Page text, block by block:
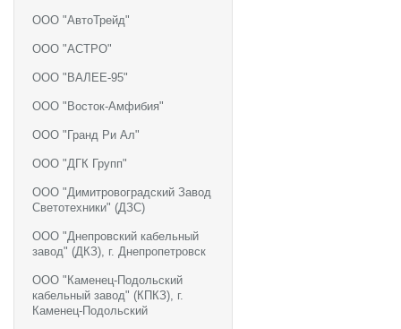
ООО "АвтоТрейд"
ООО "АСТРО"
ООО "ВАЛЕЕ-95"
ООО "Восток-Амфибия"
ООО "Гранд Ри Ал"
ООО "ДГК Групп"
ООО "Димитровоградский Завод
Светотехники" (ДЗС)
ООО "Днепровский кабельный
завод" (ДКЗ), г. Днепропетровск
ООО "Каменец-Подольский
кабельный завод" (КПКЗ), г.
Каменец-Подольский